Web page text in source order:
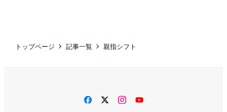
トップページ 記事一覧 親指シフト
facebooktwitterinstagram
YouTube